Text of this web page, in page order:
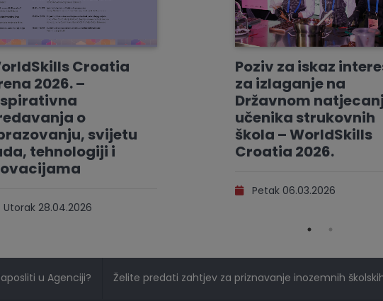
Croatia
2026. –
o
svijetu
tehnologiji i
28.04.2026
Poziv za iskaz
za izlaganje na
Državnom
učenika strukovnih
škola – WorldSkills
Croatia 2026.
Petak 06.03.2026
u Agenciji? Želite predati zahtjev za priznavanje inozemnih